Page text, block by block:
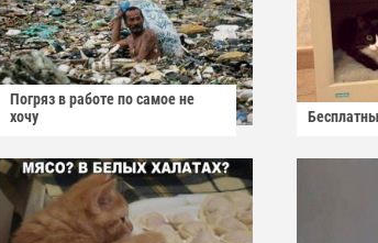
Погряз в работе по самое не
хочу